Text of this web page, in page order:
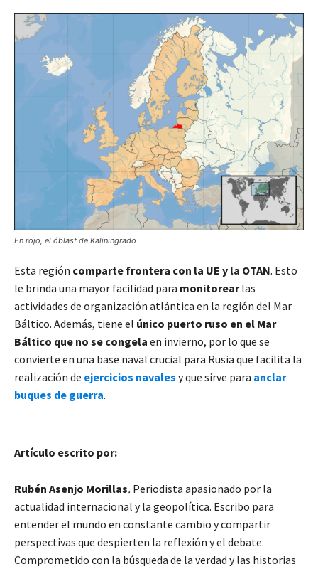
En rojo, el óblast de Kaliningrado
Esta región comparte frontera con la UE y la OTAN. Esto
le brinda una mayor facilidad para monitorearlas
actividades de organización atlántica en la región del Mar
Báltico. Además, tiene el único puerto ruso en el Mar
Báltico que no se congela en invierno, por lo que se
convierte en una base naval crucial para Rusia que facilita la
realización de ejercicios navales y que sirve para anclar
buques de guerra.
Artículo escrito por:
Rubén Asenjo Morillas. Periodista apasionado por la
actualidad internacional y la geopolítica. Escribo para
entender el mundo en constante cambio y compartir
perspectivas que despierten la reflexión y el debate.
Comprometido con la búsqueda de la verdad y las historias